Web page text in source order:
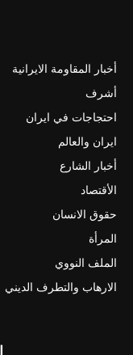
أخبار المقاومة الايرانية
أشرف
احتجاجات في ايران
ايران والعالم
أخبار الشارع
الأقتصاد
حقوق الانسان
المرأة
الملف النووي
الارهاب والتطرف الديني